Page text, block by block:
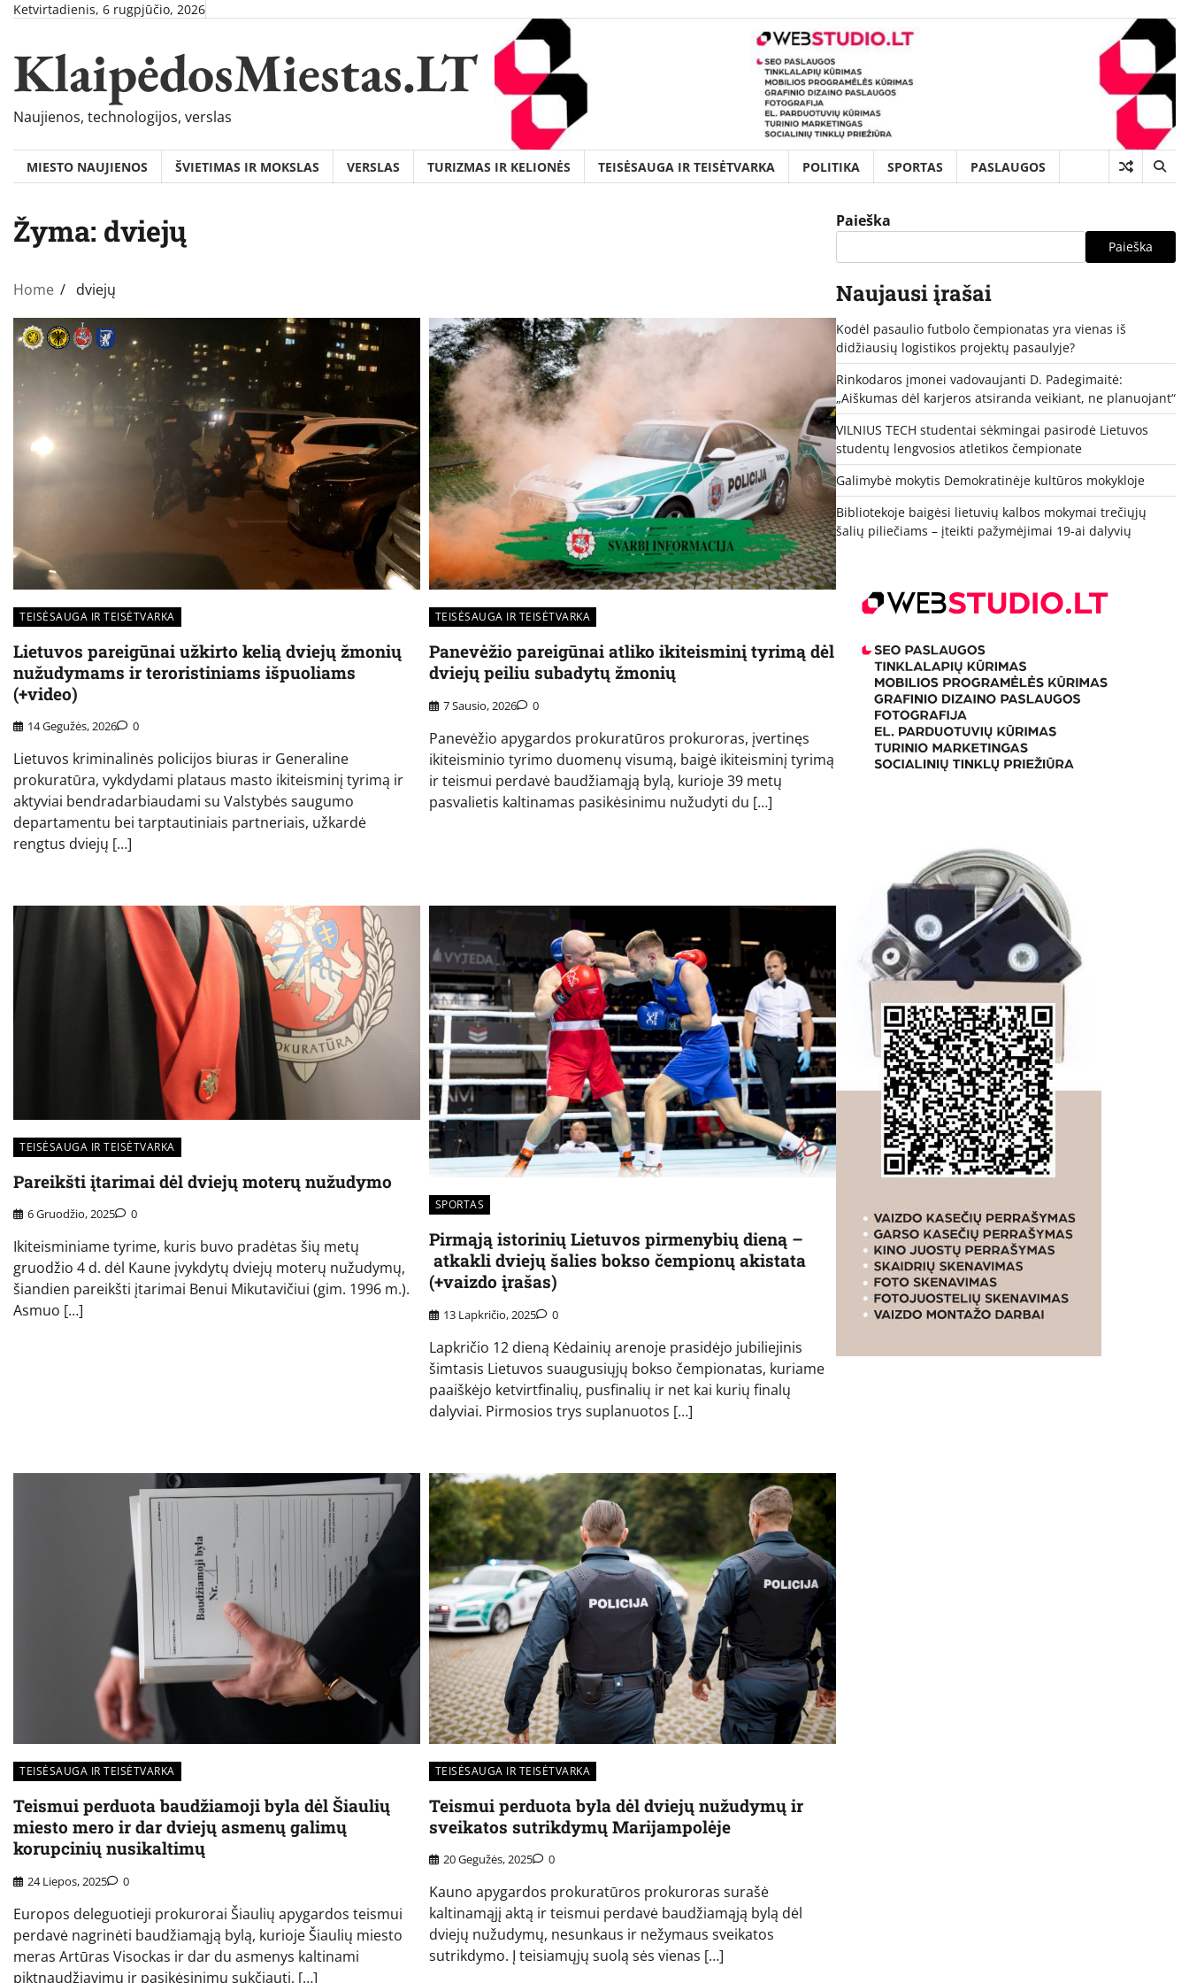
Skip
content
Ketvirtadienis, 6 rugpjūčio, 2026
KlaipėdosMiestas.LT
Naujienos, technologijos, verslas
MIESTO NAUJIENOS ŠVIETIMAS IR MOKSLAS VERSLAS TURIZMAS IR KELIONĖS TEISĖSAUGA IR TEISĖTVARKA POLITIKA SPORTAS PASLAUGOS
Žyma: dviejų
Home dviejų
TEISĖSAUGA IR TEISĖTVARKA
Lietuvos pareigūnai užkirto kelią dviejų žmonių
nužudymams ir teroristiniams išpuoliams
(+video)
14 Gegužės, 2026 0
Lietuvos kriminalinės policijos biuras ir Generaline
prokuratūra, vykdydami plataus masto ikiteisminį tyrimą ir
aktyviai bendradarbiaudami su Valstybės saugumo
departamentu bei tarptautiniais partneriais, užkardė
rengtus dviejų […]
TEISĖSAUGA IR TEISĖTVARKA
Panevėžio pareigūnai atliko ikiteisminį tyrimą dėl
dviejų peiliu subadytų žmonių
7 Sausio, 2026 0
Panevėžio apygardos prokuratūros prokuroras, įvertinęs
ikiteisminio tyrimo duomenų visumą, baigė ikiteisminį tyrimą
ir teismui perdavė baudžiamąją bylą, kurioje 39 metų
pasvalietis kaltinamas pasikėsinimu nužudyti du […]
TEISĖSAUGA IR TEISĖTVARKA
Pareikšti įtarimai dėl dviejų moterų nužudymo
6 Gruodžio, 2025 0
Ikiteisminiame tyrime, kuris buvo pradėtas šių metų
gruodžio 4 d. dėl Kaune įvykdytų dviejų moterų nužudymų,
šiandien pareikšti įtarimai Benui Mikutavičiui (gim. 1996 m.).
Asmuo […]
SPORTAS
Pirmąją istorinių Lietuvos pirmenybių dieną –
atkakli dviejų šalies bokso čempionų akistata
(+vaizdo įrašas)
13 Lapkričio, 2025 0
Lapkričio 12 dieną Kėdainių arenoje prasidėjo jubiliejinis
šimtasis Lietuvos suaugusiųjų bokso čempionatas, kuriame
paaiškėjo ketvirtfinalių, pusfinalių ir net kai kurių finalų
dalyviai. Pirmosios trys suplanuotos […]
TEISĖSAUGA IR TEISĖTVARKA
Teismui perduota baudžiamoji byla dėl Šiaulių
miesto mero ir dar dviejų asmenų galimų
korupcinių nusikaltimų
24 Liepos, 2025 0
Europos deleguotieji prokurorai Šiaulių apygardos teismui
perdavė nagrinėti baudžiamąją bylą, kurioje Šiaulių miesto
meras Artūras Visockas ir dar du asmenys kaltinami
piktnaudžiavimu ir pasikėsinimu sukčiauti, […]
TEISĖSAUGA IR TEISĖTVARKA
Teismui perduota byla dėl dviejų nužudymų ir
sveikatos sutrikdymų Marijampolėje
20 Gegužės, 2025 0
Kauno apygardos prokuratūros prokuroras surašė
kaltinamąjį aktą ir teismui perdavė baudžiamąją bylą dėl
dviejų nužudymų, nesunkaus ir nežymaus sveikatos
sutrikdymo. Į teisiamųjų suolą sės vienas […]
Paieška
Paieška
Naujausi įrašai
Kodėl pasaulio futbolo čempionatas yra vienas iš
didžiausių logistikos projektų pasaulyje?
Rinkodaros įmonei vadovaujanti D. Padegimaitė:
„Aiškumas dėl karjeros atsiranda veikiant, ne planuojant“
VILNIUS TECH studentai sėkmingai pasirodė Lietuvos
studentų lengvosios atletikos čempionate
Galimybė mokytis Demokratinėje kultūros mokykloje
Bibliotekoje baigėsi lietuvių kalbos mokymai trečiųjų
šalių piliečiams – įteikti pažymėjimai 19-ai dalyvių